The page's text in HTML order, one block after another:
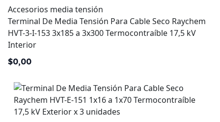
Accesorios media tensión
Terminal De Media Tensión Para Cable Seco Raychem
HVT-3-I-153 3x185 a 3x300 Termocontraíble 17,5 kV
Interior
$0,00